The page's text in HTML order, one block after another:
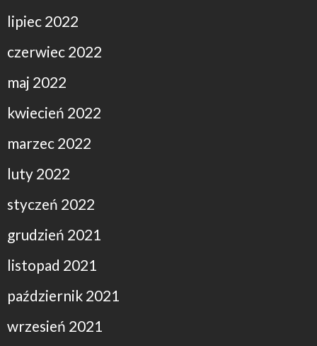
lipiec 2022
czerwiec 2022
maj 2022
kwiecień 2022
marzec 2022
luty 2022
styczeń 2022
grudzień 2021
listopad 2021
październik 2021
wrzesień 2021